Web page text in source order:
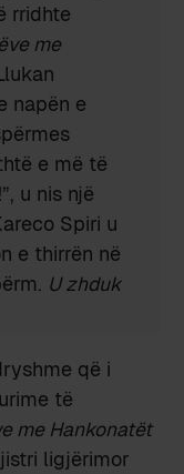
rridhte
me
napën e
e më të
u nis një
Spiri u
e thirrën në
U zhduk
që i
të
me Hankonatët
ligjërimor